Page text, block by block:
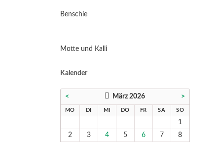
Benschie
Motte und Kalli
Kalender
< März 2026 >
MO NTAGDI ENSTAG
MI TTWOCH
DO NNERSTAG
FR EITAG
SA MSTAG
SONNTAG
1
2
3 4 5 6 7
8